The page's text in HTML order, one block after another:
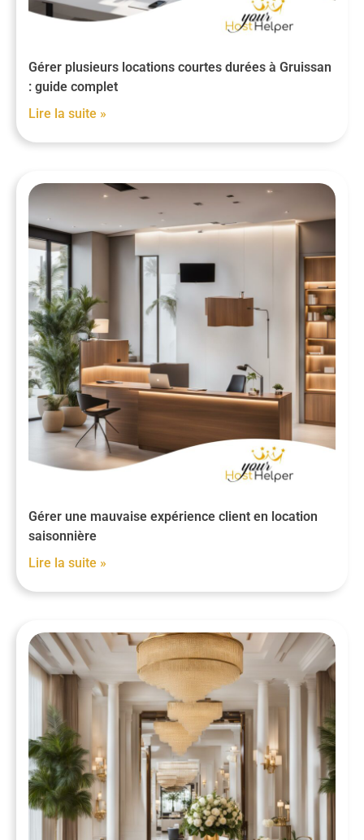
Gérer plusieurs locations courtes durées à Gruissan
: guide complet
Lire la suite »
Gérer une mauvaise expérience client en location
saisonnière
Lire la suite »